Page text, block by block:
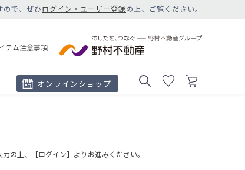
ので、ぜひログイン・ユーザー登録の上、ご覧ください。
テム注意事項
オンラインショップ
の上、【ログイン】よりお進みください。